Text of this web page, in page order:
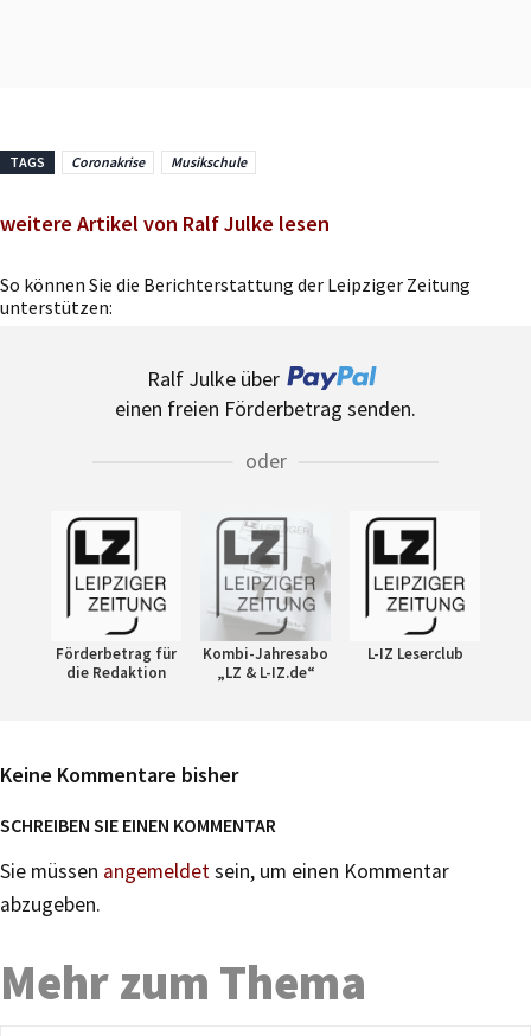
TAGS Coronakrise Musikschule
weitere Artikel von Ralf Julke lesen
So können Sie die Berichterstattung der Leipziger Zeitung
unterstützen:
Ralf Julke über
einen freien Förderbetrag senden.
oder
Förderbetrag für
die Redaktion
Kombi-Jahresabo
„LZ & L-IZ.de“
L-IZ Leserclub
Keine Kommentare bisher
SCHREIBEN SIE EINEN KOMMENTAR
Sie müssen angemeldetsein, um einen Kommentar
abzugeben.
Mehr zum Thema